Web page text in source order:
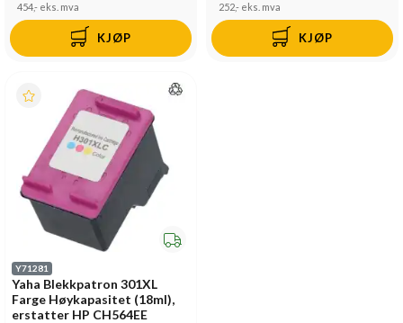
454,- eks. mva
KJØP
252,- eks. mva
KJØP
Y71281
Yaha Blekkpatron 301XL
Farge Høykapasitet (18ml),
erstatter HP CH564EE